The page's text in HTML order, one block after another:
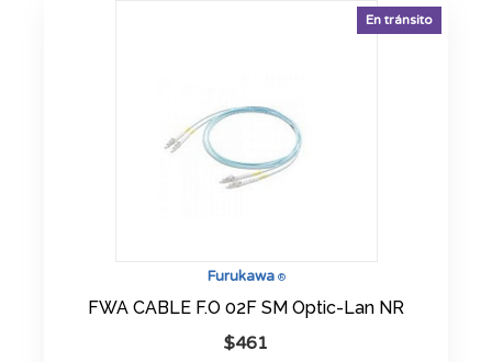
Furukawa®
En tránsito
FWA CABLE F.O 02F SM Optic-Lan NR
$461